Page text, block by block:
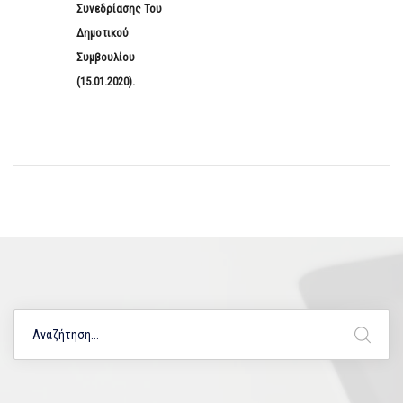
Συνεδρίασης Του
Δημοτικού
Συμβουλίου
(15.01.2020).